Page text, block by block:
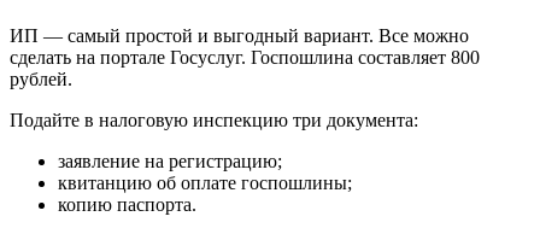
ИП — самый простой и выгодный вариант. Все можно
сделать на портале Госуслуг. Госпошлина составляет 800
рублей.
Подайте в налоговую инспекцию три документа:
заявление на регистрацию;
квитанцию об оплате госпошлины;
копию паспорта.